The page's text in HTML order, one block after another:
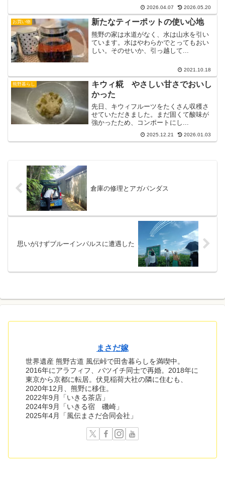
2026.04.07 2026.05.20
お買い物 新たなティーポットの使い心地
熊野の家は水道がなく、水は山水を引い
ています。水はやわらかでとってもおい
しい。そのせいか、引っ越して...
2021.10.18
熊野暮らし
キウィ糀 やさしい甘さでおいし
かった
先日、キウィフルーツをたくさん収穫さ
せていただきました。まだ固くて酸味が
強かったため、コンポートにし...
2025.12.21 2026.01.03
倉庫の修理とアガパンダス
思いがけずブルーインパルスに遭遇した
まさだ嫁
世界遺産 熊野古道 風伝峠で田舎暮らしを満喫中。
2016年にアラフィフ、バツイチ同士で再婚。2018年に
東京から京都に転居。伏見稲荷大社の隣に住むも、
2020年12月、熊野に移住。
2022年9月「いきる茶店」
2024年9月「いきる宿 磯崎」
2025年4月「風伝まさだ合同会社」